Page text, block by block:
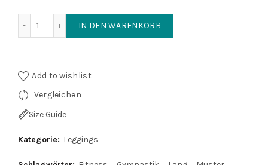
IN DEN WARENKORB
Add to wishlist
Vergleichen
Size Guide
Kategorie: Leggings